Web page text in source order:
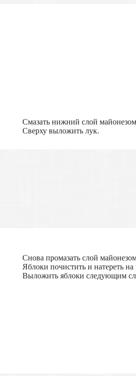
Смазать нижний слой
Сверху выложить лук.
Снова промазать слой
Яблоки почистить и натереть
Выложить яблоки следующим